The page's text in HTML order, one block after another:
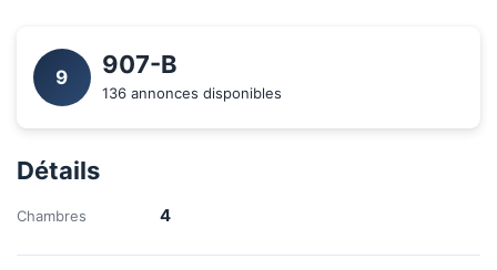
9 907-B
136 annonces disponibles
Détails
Chambres 4